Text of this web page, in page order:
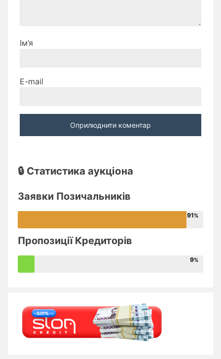
Ім’я
E-mail
🔒 Статистика аукціона
Заявки Позичальників
91
Пропозиції Кредиторів
9